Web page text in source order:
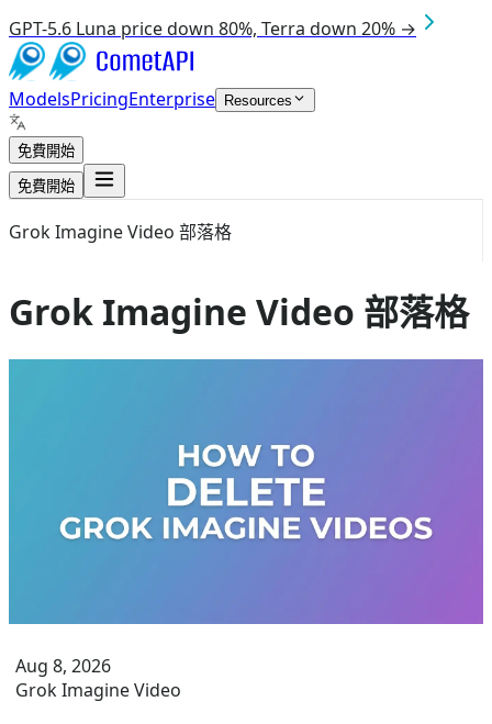
GPT-5.6 Luna price down 80%, Terra down 20% →
ModelsPricingEnterprise Resources
免費開始
免費開始
Grok Imagine Video 部落格
Grok Imagine Video 部落格
Aug 8, 2026
Grok Imagine Video